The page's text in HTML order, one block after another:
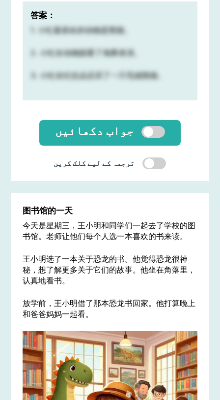
答案：
1. 小红最喜欢的动物是熊猫。
2. 小红在动物园看了海豚表演。
3. 小红在纪念品店买了一只毛绒熊猫。
جواب دکھائیں
ترجمہ کے لیے کلک کریں
图书馆的一天
今天是星期三，王小明和同学们一起去了学校的图
书馆。老师让他们每个人选一本喜欢的书来读。
王小明选了一本关于恐龙的书。他觉得恐龙很神
秘，想了解更多关于它们的故事。他坐在角落里，
认真地看书。
放学前，王小明借了那本恐龙书回家。他打算晚上
和爸爸妈妈一起看。